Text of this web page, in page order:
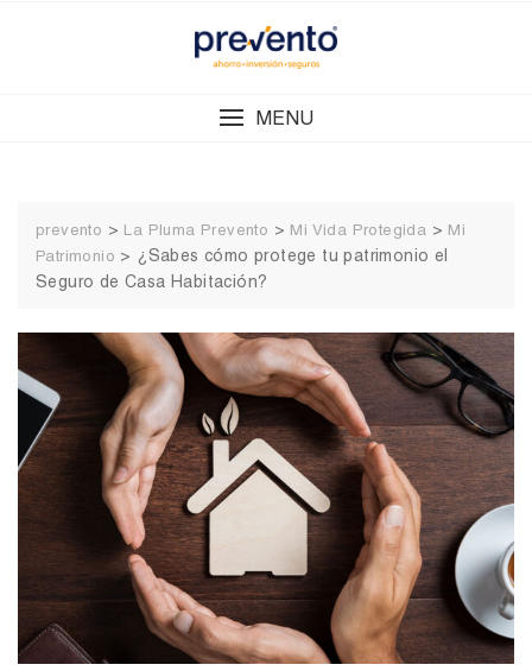
MENU
prevento > La Pluma Prevento > Mi Vida Protegida > Mi
Patrimonio > ¿Sabes cómo protege tu patrimonio el
Seguro de Casa Habitación?